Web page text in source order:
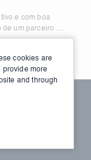
e com boa
de um parceiro ....
cookies are
provide more
and through